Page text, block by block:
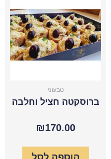
טבעוני
ברוסקטה חציל וחלבה
₪170.00
וחלבה